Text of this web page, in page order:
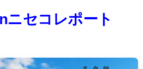
ニセコレポート